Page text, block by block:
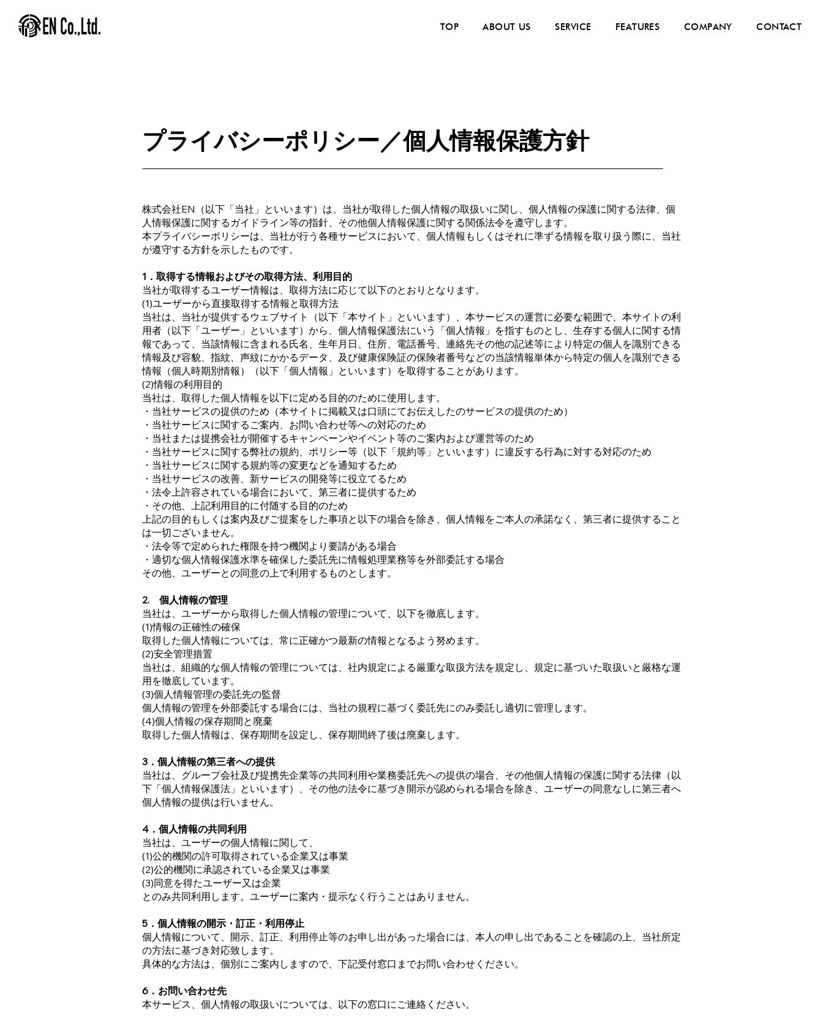
TOP ABOUT US SERVICE FEATURES COMPANY CONTACT
プライバシーポリシー／個人情報保護方針
株式会社EN（以下「当社」といいます）は、当社が取得した個人情報の取扱いに関し、個人情報の保護に関する法律、個
人情報保護に関するガイドライン等の指針、その他個人情報保護に関する関係法令を遵守します。
本プライバシーポリシーは、当社が行う各種サービスにおいて、個人情報もしくはそれに準ずる情報を取り扱う際に、当社
が遵守する方針を示したものです。
1．取得する情報およびその取得方法、利用目的
当社が取得するユーザー情報は、取得方法に応じて以下のとおりとなります。
(1)ユーザーから直接取得する情報と取得方法
当社は、当社が提供するウェブサイト（以下「本サイト」といいます）、本サービスの運営に必要な範囲で、本サイトの利
用者（以下「ユーザー」といいます）から、個人情報保護法にいう「個人情報」を指すものとし、生存する個人に関する情
報であって、当該情報に含まれる氏名、生年月日、住所、電話番号、連絡先その他の記述等により特定の個人を識別できる
情報及び容貌、指紋、声紋にかかるデータ、及び健康保険証の保険者番号などの当該情報単体から特定の個人を識別できる
情報（個人時期別情報）（以下「個人情報」といいます）を取得することがあります。
(2)情報の利用目的
当社は、取得した個人情報を以下に定める目的のために使用します。
・当社サービスの提供のため（本サイトに掲載又は口頭にてお伝えしたのサービスの提供のため）
・当社サービスに関するご案内、お問い合わせ等への対応のため
・当社または提携会社が開催するキャンペーンやイベント等のご案内および運営等のため
・当社サービスに関する弊社の規約、ポリシー等（以下「規約等」といいます）に違反する行為に対する対応のため
・当社サービスに関する規約等の変更などを通知するため
・当社サービスの改善、新サービスの開発等に役立てるため
・法令上許容されている場合において、第三者に提供するため
・その他、上記利用目的に付随する目的のため
上記の目的もしくは案内及びご提案をした事項と以下の場合を除き、個人情報をご本人の承諾なく、第三者に提供すること
は一切ございません。
・法令等で定められた権限を持つ機関より要請がある場合
・適切な個人情報保護水準を確保した委託先に情報処理業務等を外部委託する場合
その他、ユーザーとの同意の上で利用するものとします。
2. 個人情報の管理
当社は、ユーザーから取得した個人情報の管理について、以下を徹底します。
(1)情報の正確性の確保
取得した個人情報については、常に正確かつ最新の情報となるよう努めます。
(2)安全管理措置
当社は、組織的な個人情報の管理については、社内規定による厳重な取扱方法を規定し、規定に基づいた取扱いと厳格な運
用を徹底しています。
(3)個人情報管理の委託先の監督
個人情報の管理を外部委託する場合には、当社の規程に基づく委託先にのみ委託し適切に管理します。
(4)個人情報の保存期間と廃棄
取得した個人情報は、保存期間を設定し、保存期間終了後は廃棄します。
3．個人情報の第三者への提供
当社は、グループ会社及び提携先企業等の共同利用や業務委託先への提供の場合、その他個人情報の保護に関する法律（以
下「個人情報保護法」といいます）、その他の法令に基づき開示が認められる場合を除き、ユーザーの同意なしに第三者へ
個人情報の提供は行いません。
4．個人情報の共同利用
当社は、ユーザーの個人情報に関して、
(1)公的機関の許可取得されている企業又は事業
(2)公的機関に承認されている企業又は事業
(3)同意を得たユーザー又は企業
とのみ共同利用します。ユーザーに案内・提示なく行うことはありません。
5．個人情報の開示・訂正・利用停止
個人情報について、開示、訂正、利用停止等のお申し出があった場合には、本人の申し出であることを確認の上、当社所定
の方法に基づき対応致します。
具体的な方法は、個別にご案内しますので、下記受付窓口までお問い合わせください。
6．お問い合わせ先
本サービス、個人情報の取扱いについては、以下の窓口にご連絡ください。